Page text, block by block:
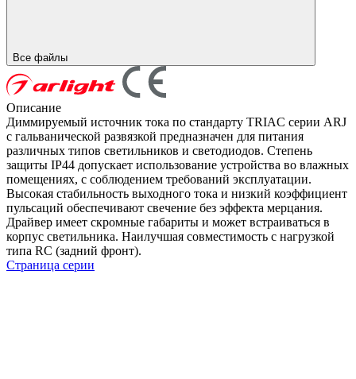
Все файлы
Описание
Диммируемый источник тока по стандарту TRIAC серии ARJ
с гальванической развязкой предназначен для питания
различных типов светильников и светодиодов. Степень
защиты IP44 допускает использование устройства во влажных
помещениях, с соблюдением требований эксплуатации.
Высокая стабильность выходного тока и низкий коэффициент
пульсаций обеспечивают свечение без эффекта мерцания.
Драйвер имеет скромные габариты и может встраиваться в
корпус светильника. Наилучшая совместимость с нагрузкой
типа RC (задний фронт).
Страница серии